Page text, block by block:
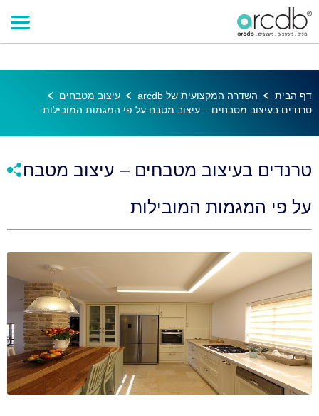
דף הבית השדרה המקצועית של arcdb
עיצוב מטבחים
טרנדים בעיצוב מטבחים – עיצוב מטבח על פי המגמות המובילות
טרנדים בעיצוב מטבחים – עיצוב מטבח
על פי המגמות המובילות